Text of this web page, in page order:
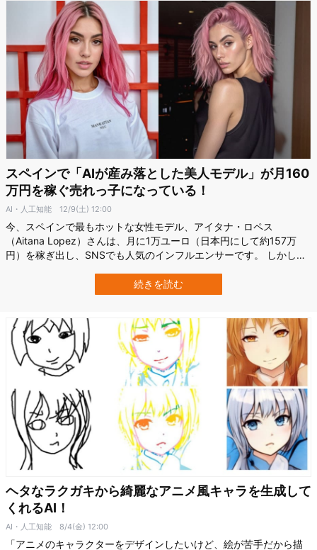
スペインで「AIが産み落とした美人モデル」が月160
万円を稼ぐ売れっ子になっている！
AI・人工知能 12/9(土) 12:00
今、スペインで最もホットな女性モデル、アイタナ・ロペス
（Aitana Lopez）さんは、月に1万ユーロ（日本円にして約157万
円）を稼ぎ出し、SNSでも人気のインフルエンサーです。 しかし実
じようには。 アイタナ・ロペスは何を隠そう、AIによって産み落と
された仮想空間上の人物なのです。 AIが作った仮想のタレントが広
続きを読む
ヘタなラクガキから綺麗なアニメ風キャラを生成して
くれるAI！
AI・人工知能 8/4(金) 12:00
「アニメのキャラクターをデザインしたいけど、絵が苦手だから描